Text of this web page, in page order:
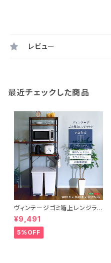
レビュー
最近チェックした商品
ヴィンテージゴミ箱上レンジラッ
ク【varid-ヴァリド-】 VAD-T
2R
¥9,491
5%OFF